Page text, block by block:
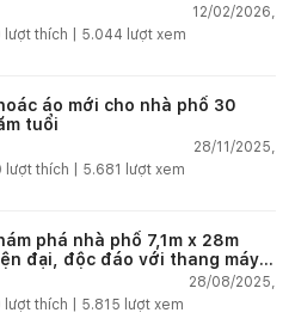
12/02/2026,
lượt thích | 5.044 lượt xem
áo mới cho nhà phố 30
tuổi
28/11/2025,
lượt thích | 5.681 lượt xem
phá nhà phố 7,1m x 28m
đại, độc đáo với thang máy
kính và sân vườn tại Hải28/08/2025,
lượt thích | 5.815 lượt xem